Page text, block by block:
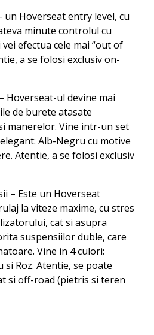
un Hoverseat entry level, cu
minute controlul cu
efectua cele mai “out of
a se folosi exclusiv on-
Hoverseat-ul devine mai
de burete atasate
manerelor. Vine intr-un set
Alb-Negru cu motive
Atentie, a se folosi exclusiv
– Este un Hoverseat
la viteze maxime, cu stres
cat si asupra
suspensiilor duble, care
Vine in 4 culori:
Roz. Atentie, se poate
si off-road (pietris si teren